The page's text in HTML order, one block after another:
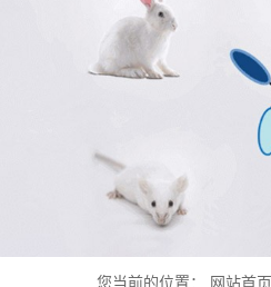
您当前的位置： 网站首页